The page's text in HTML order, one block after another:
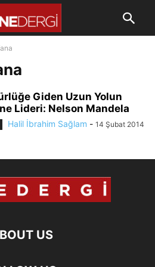
Giden Uzun Yolun
Lideri: Nelson Mandela
Halil İbrahim Sağlam - 14 Şubat 2014
US